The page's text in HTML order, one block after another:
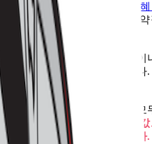
한 ‘무제한 무료 배송’ 같은
긴밀하게 연결해 구조적인
해진 것은 아닙니다. 쿠팡
극히 제한적이기 때문입니
편화되었다는 점입니다.
됩니다.
이제는 적립을 기본
단계로 넘어가고 있습니다.